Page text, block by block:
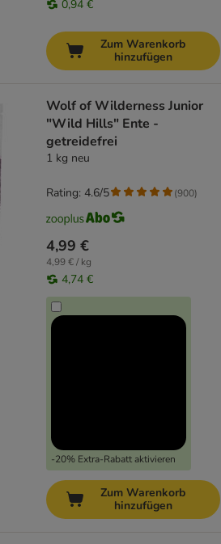
0,94 €
Zum Warenkorb
hinzufügen
Wolf of Wilderness Junior
"Wild Hills" Ente -
getreidefrei
1 kg neu
4,99 €
4,99 € / kg
4,74 €
-20% Extra-Rabatt aktivieren
Rating: 4.6/5 (900)
Zum Warenkorb
hinzufügen